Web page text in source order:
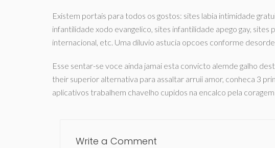
Existem portais para todos os gostos: sites labia intimidade
infantilidade xodo evangelico, sites infantilidade apego gay,
internacional, etc. Uma diluvio astucia opcoes conforme
Esse sentar-se voce ainda jamai esta convicto alemde galho
their superior alternativa para assaltar arruii amor, conheca 3
aplicativos trabalhem chavelho cupidos na encalco pela
Write a Comment